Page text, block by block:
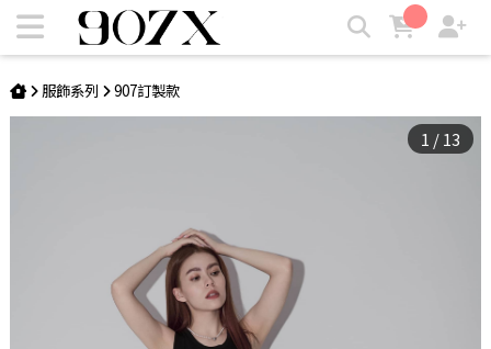
Subtle Breeze背心 | 907X
服飾系列 907訂製款
1 /13